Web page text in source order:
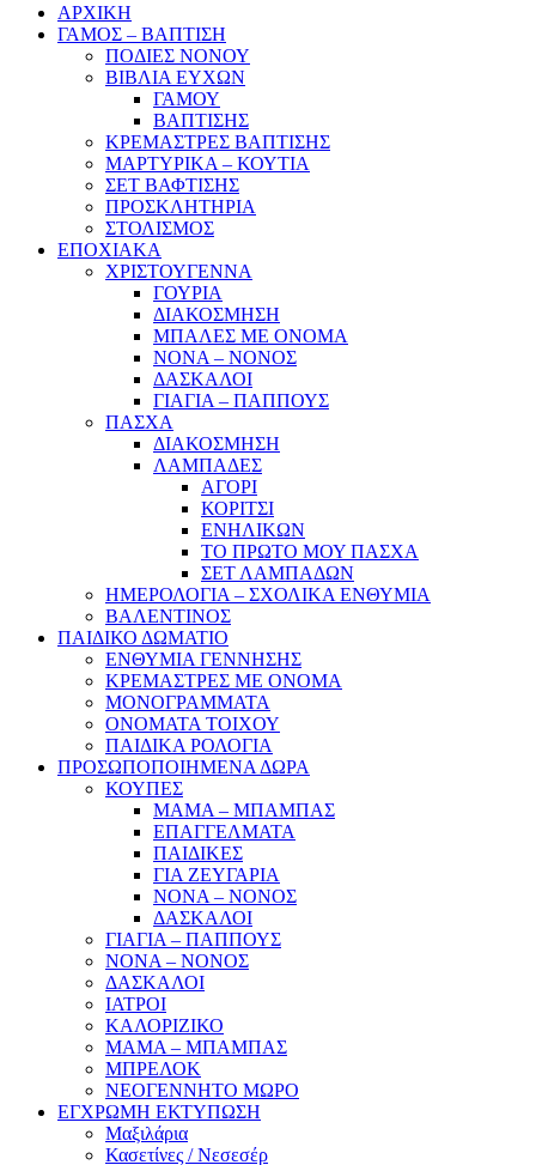
ΑΡΧΙΚΗ
ΓΑΜΟΣ – ΒΑΠΤΙΣΗ
ΠΟΔΙΕΣ ΝΟΝΟΥ
ΒΙΒΛΙΑ ΕΥΧΩΝ
ΓΑΜΟΥ
ΒΑΠΤΙΣΗΣ
ΚΡΕΜΑΣΤΡΕΣ ΒΑΠΤΙΣΗΣ
ΜΑΡΤΥΡΙΚΑ – ΚΟΥΤΙΑ
ΣΕΤ ΒΑΦΤΙΣΗΣ
ΠΡΟΣΚΛΗΤΗΡΙΑ
ΣΤΟΛΙΣΜΟΣ
ΕΠΟΧΙΑΚΑ
ΧΡΙΣΤΟΥΓΕΝΝΑ
ΓΟΥΡΙΑ
ΔΙΑΚΟΣΜΗΣΗ
ΜΠΑΛΕΣ ΜΕ ΟΝΟΜΑ
ΝΟΝΑ – ΝΟΝΟΣ
ΔΑΣΚΑΛΟΙ
ΓΙΑΓΙΑ – ΠΑΠΠΟΥΣ
ΠΑΣΧΑ
ΔΙΑΚΟΣΜΗΣΗ
ΛΑΜΠΑΔΕΣ
ΑΓΟΡΙ
ΚΟΡΙΤΣΙ
ΕΝΗΛΙΚΩΝ
ΤΟ ΠΡΩΤΟ ΜΟΥ ΠΑΣΧΑ
ΣΕΤ ΛΑΜΠΑΔΩΝ
ΗΜΕΡΟΛΟΓΙΑ – ΣΧΟΛΙΚΑ ΕΝΘΥΜΙΑ
ΒΑΛΕΝΤΙΝΟΣ
ΠΑΙΔΙΚΟ ΔΩΜΑΤΙΟ
ΕΝΘΥΜΙΑ ΓΕΝΝΗΣΗΣ
ΚΡΕΜΑΣΤΡΕΣ ΜΕ ΟΝΟΜΑ
ΜΟΝΟΓΡΑΜΜΑΤΑ
ΟΝΟΜΑΤΑ ΤΟΙΧΟΥ
ΠΑΙΔΙΚΑ ΡΟΛΟΓΙΑ
ΠΡΟΣΩΠΟΠΟΙΗΜΕΝΑ ΔΩΡΑ
ΚΟΥΠΕΣ
ΜΑΜΑ – ΜΠΑΜΠΑΣ
ΕΠΑΓΓΕΛΜΑΤΑ
ΠΑΙΔΙΚΕΣ
ΓΙΑ ΖΕΥΓΑΡΙΑ
ΝΟΝΑ – ΝΟΝΟΣ
ΔΑΣΚΑΛΟΙ
ΓΙΑΓΙΑ – ΠΑΠΠΟΥΣ
ΝΟΝΑ – ΝΟΝΟΣ
ΔΑΣΚΑΛΟΙ
ΙΑΤΡΟΙ
ΚΑΛΟΡΙΖΙΚΟ
ΜΑΜΑ – ΜΠΑΜΠΑΣ
ΜΠΡΕΛΟΚ
ΝΕΟΓΕΝΝΗΤΟ ΜΩΡΟ
ΕΓΧΡΩΜΗ ΕΚΤΥΠΩΣΗ
Μαξιλάρια
Κασετίνες / Νεσεσέρ